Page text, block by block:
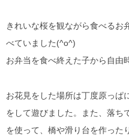
きれいな桜を観ながら食べるお
べていました(^o^)
お弁当を食べ終えた子から自由
お花見をした場所は丁度原っぱ
をして遊びました。また、落ち
を使って、橋や滑り台を作った